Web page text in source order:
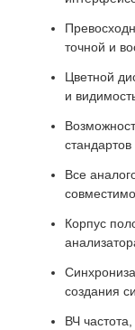
точной и
Цветной
и
Все
Корпус
создания
ВЧ